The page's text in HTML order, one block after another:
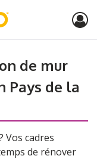
de mur
Pays de la
Vos cadres
de rénover